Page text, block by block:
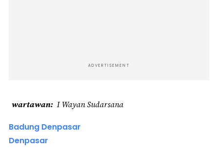
ADVERTISEMENT
wartawan I Wayan Sudarsana
Badung Denpasar
Denpasar